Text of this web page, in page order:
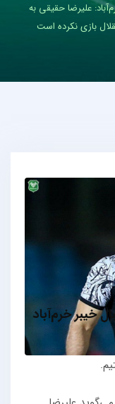
علیرضا حقیقی به
بازی نکرده است
خیبر خرم‌آباد